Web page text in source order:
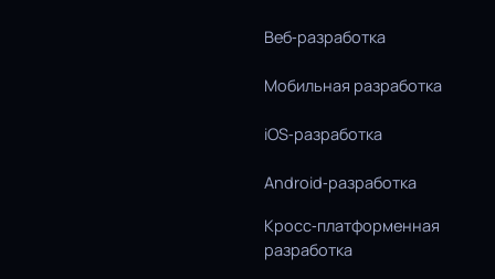
Веб‑разработка
Мобильная разработка
iOS‑разработка
Android‑разработка
Кросс‑платформенная
разработка